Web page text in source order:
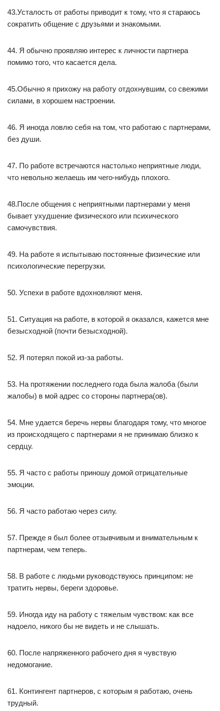
43.Усталость от работы приводит к тому, что я стараюсь
сократить общение с друзьями и знакомыми.
44. Я обычно проявляю интерес к личности партнера
помимо того, что касается дела.
45.Обычно я прихожу на работу отдохнувшим, со свежими
силами, в хорошем настроении.
46. Я иногда ловлю себя на том, что работаю с партнерами,
без души.
47. По работе встречаются настолько неприятные люди,
что невольно желаешь им чего-нибудь плохого.
48.После общения с неприятными партнерами у меня
бывает ухудшение физического или психического
самочувствия.
49. На работе я испытываю постоянные физические или
психологические перегрузки.
50. Успехи в работе вдохновляют меня.
51. Ситуация на работе, в которой я оказался, кажется мне
безысходной (почти безысходной).
52. Я потерял покой из-за работы.
53. На протяжении последнего года была жалоба (были
жалобы) в мой адрес со стороны партнера(ов).
54. Мне удается беречь нервы благодаря тому, что многое
из происходящего с партнерами я не принимаю близко к
сердцу.
55. Я часто с работы приношу домой отрицательные
эмоции.
56. Я часто работаю через силу.
57. Прежде я был более отзывчивым и внимательным к
партнерам, чем теперь.
58. В работе с людьми руководствуюсь принципом: не
тратить нервы, береги здоровье.
59. Иногда иду на работу с тяжелым чувством: как все
надоело, никого бы не видеть и не слышать.
60. После напряженного рабочего дня я чувствую
недомогание.
61. Контингент партнеров, с которым я работаю, очень
трудный.